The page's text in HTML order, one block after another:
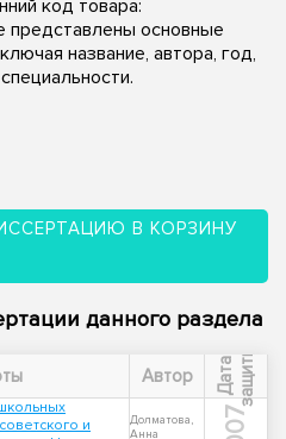
код товара:
представлены основные
название, автора, год,
В КОРЗИНУ
данного раздела
Автор Д
а
т
а
з
а
щ
и
т ы
и
Долматова,
Анна